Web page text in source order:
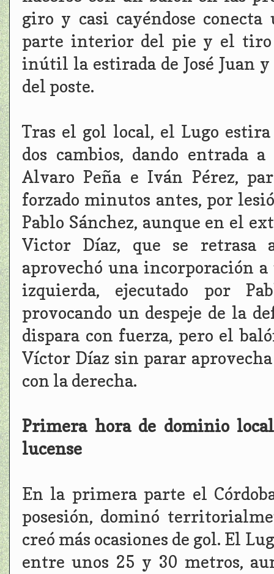
giro y casi cayéndose
parte interior del pie y el tiro
inútil la estirada de José Juan
del poste.
Tras el gol local, el Lugo
dos cambios, dando entrada
Alvaro Peña e Iván Pérez,
forzado minutos antes, por
Pablo Sánchez, aunque en el
Victor Díaz, que se
aprovechó una incorporación
izquierda, ejecutado por
provocando un despeje de la
dispara con fuerza, pero el
Víctor Díaz sin parar
con la derecha.
Primera hora de dominio
lucense
En la primera parte el
posesión, dominó
creó más ocasiones de gol. El
entre unos 25 y 30 metros,